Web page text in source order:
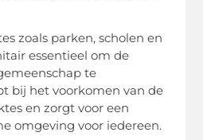
zoals parken, scholen en
essentieel om de
te
bij het voorkomen van de
en zorgt voor een
omgeving voor iedereen.